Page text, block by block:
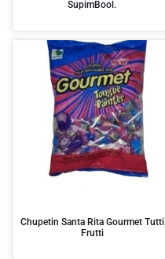
SupimBool.
Chupetin Santa Rita Gourmet Tutti
Frutti